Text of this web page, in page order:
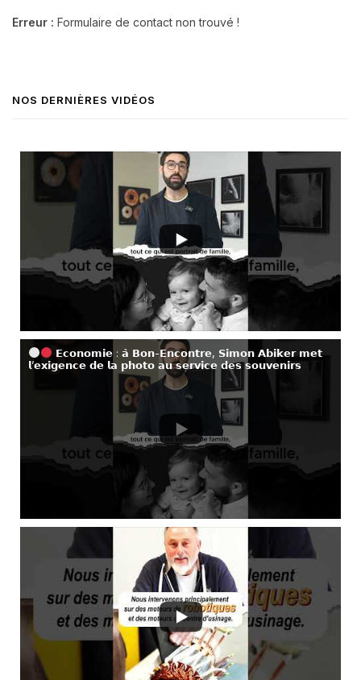
Erreur : Formulaire de contact non trouvé !
NOS DERNIÈRES VIDÉOS
𝗘𝗰𝗼𝗻𝗼𝗺𝗶𝗲 : 𝗮̀ 𝗕𝗼𝗻-𝗘𝗻𝗰𝗼𝗻𝘁𝗿𝗲, 𝗦𝗶𝗺𝗼𝗻 𝗔𝗯𝗶𝗸𝗲𝗿 𝗺𝗲𝘁
𝗹’𝗲𝘅𝗶𝗴𝗲𝗻𝗰𝗲 𝗱𝗲 𝗹𝗮 𝗽𝗵𝗼𝘁𝗼 𝗮𝘂 𝘀𝗲𝗿𝘃𝗶𝗰𝗲 𝗱𝗲𝘀 𝘀𝗼𝘂𝘃𝗲𝗻𝗶𝗿𝘀